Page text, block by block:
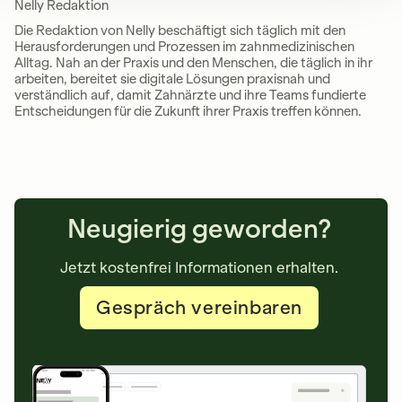
Nelly Redaktion
Die Redaktion von Nelly beschäftigt sich täglich mit den
Herausforderungen und Prozessen im zahnmedizinischen
Alltag. Nah an der Praxis und den Menschen, die täglich in ihr
arbeiten, bereitet sie digitale Lösungen praxisnah und
verständlich auf, damit Zahnärzte und ihre Teams fundierte
Entscheidungen für die Zukunft ihrer Praxis treffen können.
Neugierig geworden?
Jetzt kostenfrei Informationen erhalten.
Gespräch vereinbaren